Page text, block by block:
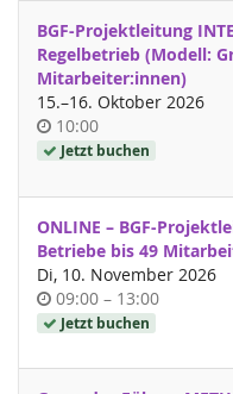
BGF-Projektleitung
Regelbetrieb (Modell:
Mitarbeiter:innen)
15.–bis
16. Oktober 2026
Uhrzeit
10:00
Jetzt buchen
ONLINE – BGF-
Betriebe bis 49
Di, 10. November 2026
Uhrzeit
09:00 –bis
13:00
Jetzt buchen